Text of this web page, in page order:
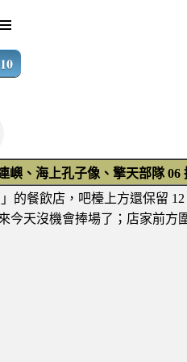
10
嶼、海上孔子像、擎天部隊
的餐飲店，吧檯上方還保留
今天沒機會捧場了；店家前